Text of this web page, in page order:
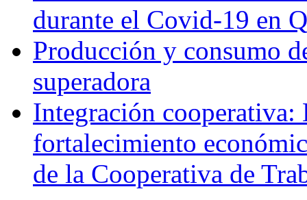
durante el Covid-19 en
Producción y consumo
superadora
Integración cooperativa:
fortalecimiento
de la Cooperativa de